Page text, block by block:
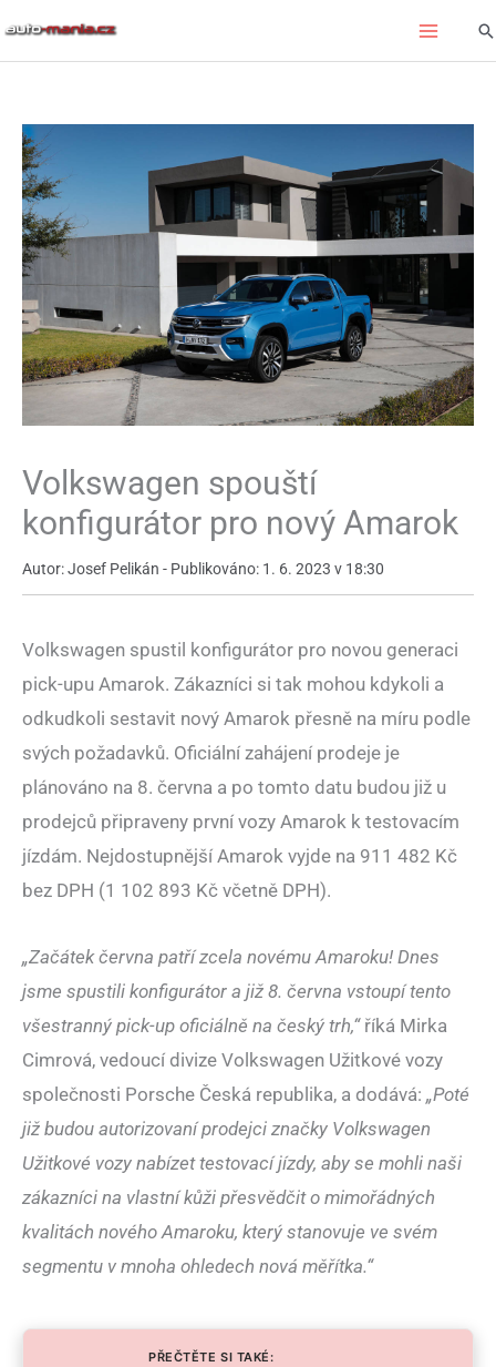
Volkswagen spouští
konfigurátor pro nový Amarok
Autor: Josef Pelikán - Publikováno: 1. 6. 2023 v 18:30
Volkswagen spustil konfigurátor pro novou generaci
pick-upu Amarok. Zákazníci si tak mohou kdykoli a
odkudkoli sestavit nový Amarok přesně na míru podle
svých požadavků. Oficiální zahájení prodeje je
plánováno na 8. června a po tomto datu budou již u
prodejců připraveny první vozy Amarok k testovacím
jízdám. Nejdostupnější Amarok vyjde na 911 482 Kč
bez DPH (1 102 893 Kč včetně DPH).
„Začátek června patří zcela novému Amaroku! Dnes
jsme spustili konfigurátor a již 8. června vstoupí tento
všestranný pick-up oficiálně na český trh,“říká Mirka
Cimrová, vedoucí divize Volkswagen Užitkové vozy
společnosti Porsche Česká republika, a dodává: „Poté
již budou autorizovaní prodejci značky Volkswagen
Užitkové vozy nabízet testovací jízdy, aby se mohli naši
zákazníci na vlastní kůži přesvědčit o mimořádných
kvalitách nového Amaroku, který stanovuje ve svém
segmentu v mnoha ohledech nová měřítka.“
PŘEČTĚTE SI TAKÉ: